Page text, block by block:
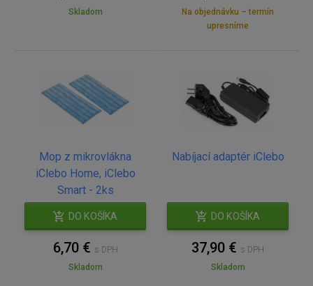
Skladom
Na objednávku – termín
upresníme
Mop z mikrovlákna
iClebo Home, iClebo
Smart - 2ks
DO KOŠÍKA
6,70 € s DPH
Skladom
Nabíjací adaptér iClebo
DO KOŠÍKA
37,90 € s DPH
Skladom